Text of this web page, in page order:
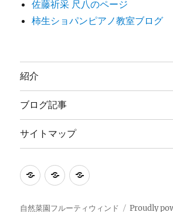
佐藤祈采 尺八のページ
柿生ショパンピアノ教室ブログ
紹介
ブログ記事
サイトマップ
紹
ブ
グ
サ
ト
自然菜園フルーティウィンド Proudly